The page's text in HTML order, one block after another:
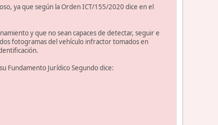
ya que según la Orden ICT/155/2020 dice en el
y que no sean capaces de detectar, seguir e
fotogramas del vehículo infractor tomados en
Fundamento Jurídico Segundo dice: